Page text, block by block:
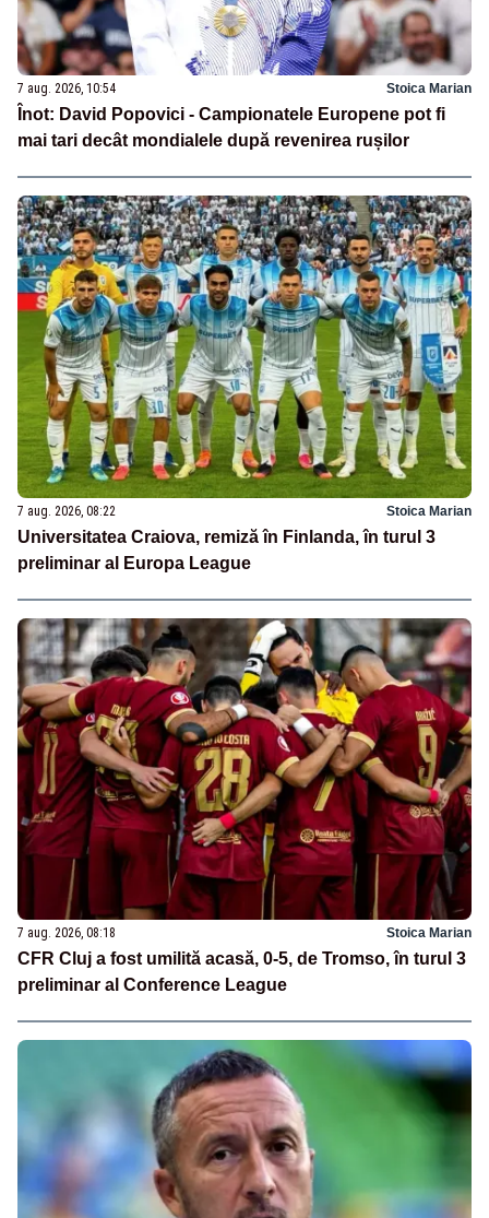
7 aug. 2026, 10:54 Stoica Marian
Înot: David Popovici - Campionatele Europene pot fi
mai tari decât mondialele după revenirea rușilor
7 aug. 2026, 08:22 Stoica Marian
Universitatea Craiova, remiză în Finlanda, în turul 3
preliminar al Europa League
7 aug. 2026, 08:18 Stoica Marian
CFR Cluj a fost umilită acasă, 0-5, de Tromso, în turul 3
preliminar al Conference League